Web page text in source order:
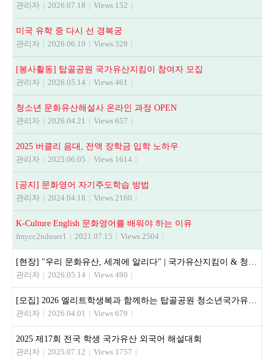
관리자 | 2026.07.18 | Views 152 |
미국 유학 중 다시 선 경복궁
관리자 | 2026.06.19 | Views 328 |
[봉사활동] 탑골공원 국가유산지킴이 참여자 모집
관리자 | 2026.05.14 | Views 461 |
청소년 문화유산해설사 온라인 과정 OPEN
관리자 | 2026.04.21 | Views 657 |
2025 버클리 음대, 전액 장학금 입학 노하우
관리자 | 2025.06.05 | Views 1614 |
[공지] 문화영어 자기주도학습 방법
관리자 | 2024.04.18 | Views 2160 |
K-Culture English 문화영어를 배워야 하는 이유
fmycc2nduser1 | 2021.07.15 | Views 2504 |
[현장] "우리 문화유산, 세계에 알리다" | 국가유산지킴이 & 청소년 문화유산해설사 활동기
관리자 | 2026.05.14 | Views 490 |
[모집] 2026 엘리트학생복과 함께하는 탑골공원 청소년국가유산지킴이
관리자 | 2026.04.01 | Views 679 |
2025 제17회 전국 학생 국가유산 외국어 해설대회
관리자 | 2025.07.12 | Views 1757 |